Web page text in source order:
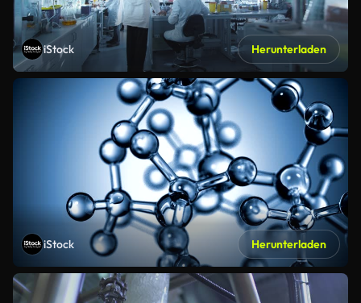
iStock Herunterladen
iStock Herunterladen